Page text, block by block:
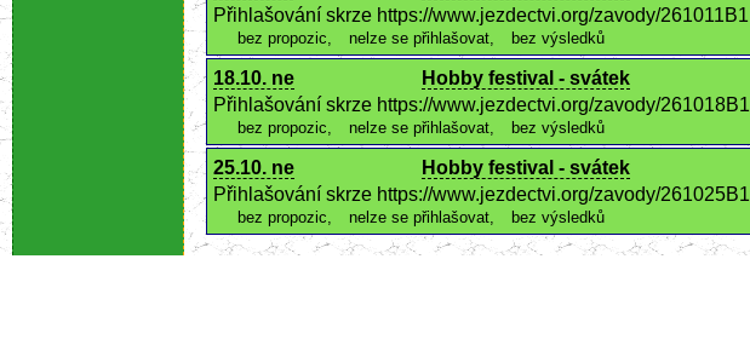
Přihlašování skrze https://www.jezdectvi.org/zavody/261011B1
bez propozic, nelze se přihlašovat, bez výsledků
18.10. ne
Hobby festival - svátek
Přihlašování skrze https://www.jezdectvi.org/zavody/261018B1
bez propozic, nelze se přihlašovat, bez výsledků
25.10. ne
Hobby festival - svátek
Přihlašování skrze https://www.jezdectvi.org/zavody/261025B1
bez propozic, nelze se přihlašovat, bez výsledků